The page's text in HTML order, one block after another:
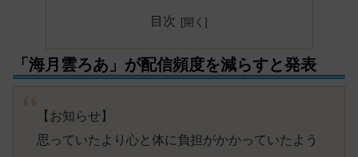
目次
「海月雲ろあ」が配信頻度を減らすと発表
【お知らせ】
思っていたより心と体に負担がかかっていたよう